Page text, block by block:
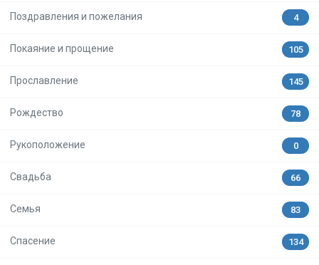
Поздравления и пожелания 4
Покаяние и прощение 105
Прославление 145
Рождество 78
Рукоположение 0
Свадьба 66
Семья 83
Спасение 134